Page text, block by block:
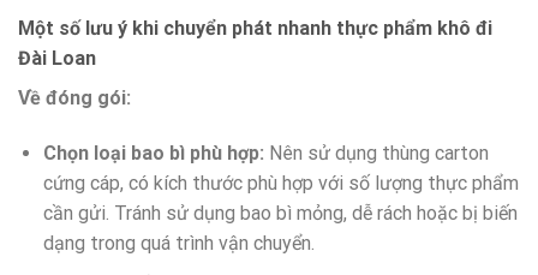
Một số lưu ý khi chuyển phát nhanh thực phẩm khô đi
Đài Loan
Về đóng gói:
Chọn loại bao bì phù hợp: Nên sử dụng thùng carton
cứng cáp, có kích thước phù hợp với số lượng thực phẩm
cần gửi. Tránh sử dụng bao bì mỏng, dễ rách hoặc bị biến
dạng trong quá trình vận chuyển.